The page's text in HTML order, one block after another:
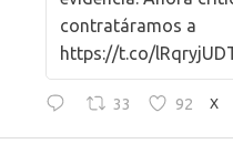
contratáramos a
https://t.co/
33 92 X